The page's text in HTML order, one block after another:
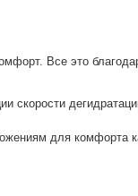
Все это
скорости
для